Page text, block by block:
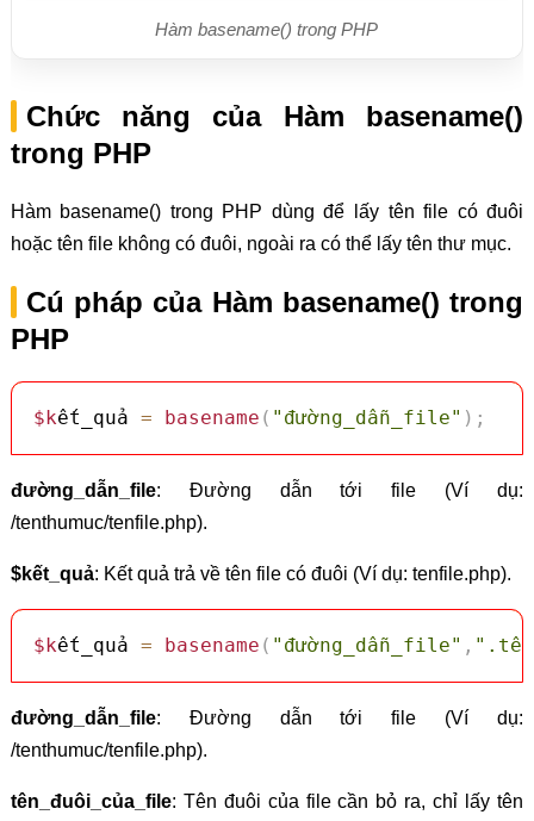
Hàm basename() trong PHP
Chức năng của Hàm basename()
trong PHP
Hàm basename() trong PHP dùng để lấy tên file có đuôi
hoặc tên file không có đuôi, ngoài ra có thể lấy tên thư mục.
Cú pháp của Hàm basename() trong
PHP
$kết_quả = basename ( "đường_dẫn_file" ) ;
đường_dẫn_file: Đường dẫn tới file (Ví dụ:
/tenthumuc/tenfile.php).
$kết_quả: Kết quả trả về tên file có đuôi (Ví dụ: tenfile.php).
$kết_quả = basename ( "đường_dẫn_file" ,
đường_dẫn_file: Đường dẫn tới file (Ví dụ:
/tenthumuc/tenfile.php).
tên_đuôi_của_file: Tên đuôi của file cần bỏ ra, chỉ lấy tên